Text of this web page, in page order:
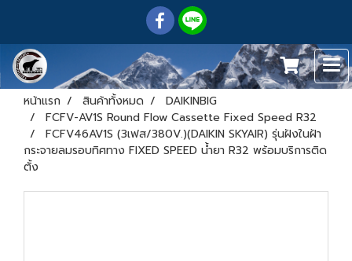
หน้าแรก สินค้าทั้งหมด
DAIKINBIG
FCFV-AV1S Round Flow Cassette Fixed Speed R32
FCFV46AV1S (3เฟส/380V.)(DAIKIN SKYAIR) รุ่นฝังในฝ้า
กระจายลมรอบทิศทาง FIXED SPEED น้ำยา R32 พร้อมบริการติด
ตั้ง